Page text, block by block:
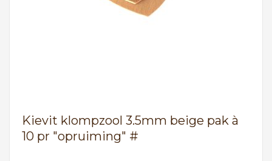
Kievit klompzool 3.5mm beige pak à
10 pr "opruiming" #